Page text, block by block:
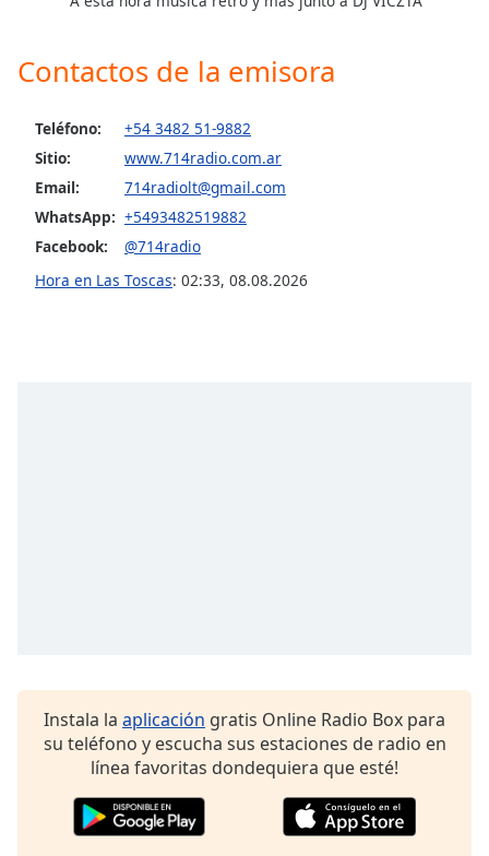
selected
Subtitles
subtitles
settings
opens
subtitles
settings
dialog
dialog
window.
Contactos de la emisora
Teléfono:
+54 3482 51-9882
Sitio:
www.714radio.com.ar
Email:
714radiolt@gmail.com
WhatsApp: +5493482519882
Facebook:
@714radio
Hora en Las Toscas: 02:33, 08.08.2026
Instala la aplicación gratis Online Radio Box para
su teléfono y escucha sus estaciones de radio en
línea favoritas dondequiera que esté!